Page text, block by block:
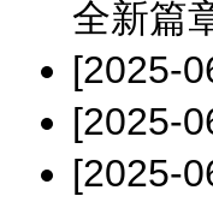
全新篇
[2025-
[2025-
[2025-